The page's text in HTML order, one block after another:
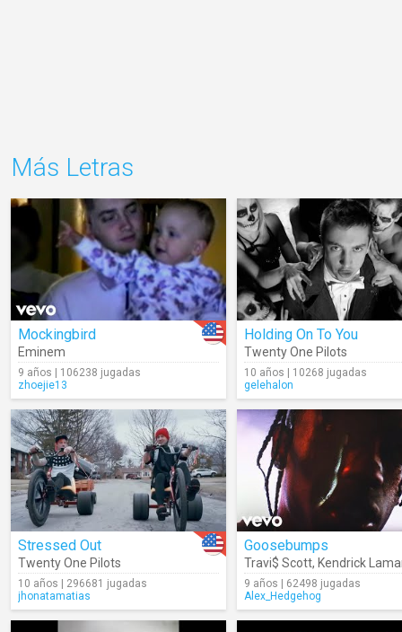
Más Letras
Mockingbird
Eminem
9 años | 106238 jugadas
zhoejie13
Holding On To You
Twenty One Pilots
10 años | 10268 jugadas
gelehalon
Stressed Out
Twenty One Pilots
10 años | 296681 jugadas
jhonatamatias
Goosebumps
Travi$ Scott, Kendrick
9 años | 62498 jugadas
Alex_Hedgehog